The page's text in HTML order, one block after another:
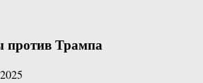
против Трампа